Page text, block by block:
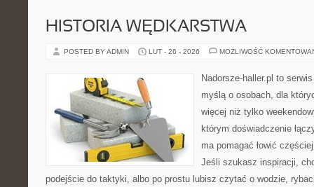
HISTORIA WĘDKARSTWA
POSTED BY ADMIN LUT - 26 - 2026 MOŻLIWOŚĆ
Nadorsze-haller.pl to
myślą o osobach, dla
więcej niż tylko
którym doświadczenie
ma pomagać łowić
Jeśli szukasz inspiracji,
podejście do taktyki, albo po prostu lubisz czytać o wodzie,